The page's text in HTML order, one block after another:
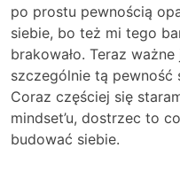
po prostu pewnością
siebie, bo też mi tego
brakowało. Teraz
szczególnie tą pewność
Coraz częściej się
mindset’u, dostrzec to
budować siebie.